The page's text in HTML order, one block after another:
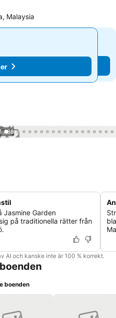
Malaysia
/ 83
Jasmine Garden
på traditionella rätter från
AI och kanske inte är 100 % korrekt.
boenden